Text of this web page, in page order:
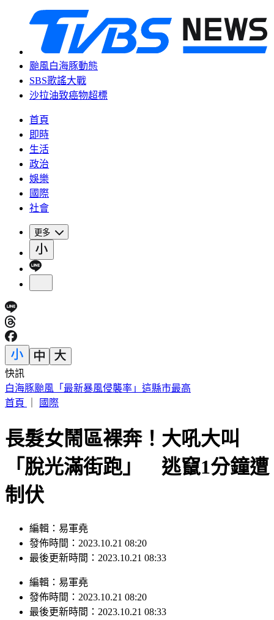
颱風白海豚動態
SBS歌謠大戰
沙拉油致癌物超標
首頁
即時
生活
政治
娛樂
國際
社會
更多
快訊
任天堂財報亮眼！Switch 2銷量暴跌34% 九月調漲售價
首頁
國際
長髮女鬧區裸奔！大吼大叫
「脫光滿街跑」 逃竄1分鐘遭
制伏
編輯：易軍堯
發佈時間：2023.10.21 08:20
最後更新時間：2023.10.21 08:33
編輯 ： 易軍堯
發佈時間： 2023.10.21 08:20
最後更新時間： 2023.10.21 08:33